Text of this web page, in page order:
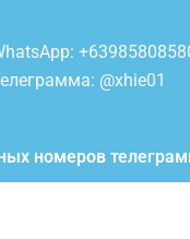
@xhie01
номеров